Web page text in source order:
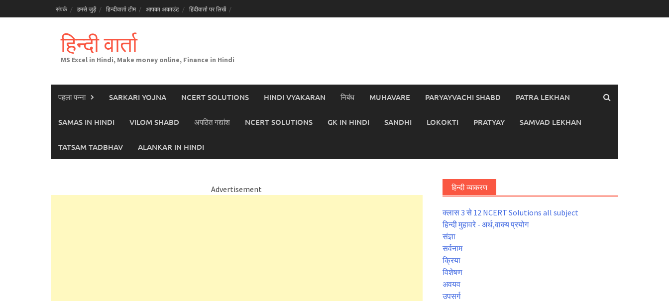
to
संपर्क हमसे जुड़ें हिन्दीवार्ता टीम आपका अकाउंट हिंदीवार्ता पर लिखें
हिन्दी वार्ता
MS Excel in Hindi, Make money online, Finance in Hindi
पहला पन्ना SARKARI YOJNA NCERT SOLUTIONS HINDI VYAKARAN निबंध MUHAVARE PARYAYVACHI SHABD PATRA LEKHAN
SAMAS IN HINDI VILOM SHABD अपठित गद्यांश NCERT SOLUTIONS GK IN HINDI SANDHI LOKOKTI PRATYAY SAMVAD LEKHAN
TATSAM TADBHAV ALANKAR IN HINDI
Advertisement हिन्दी व्याकरण
क्लास 3 से 12 NCERT Solutions all subject
हिन्दी मुहावरे - अर्थ,वाक्य प्रयोग
संज्ञा
सर्वनाम
क्रिया
विशेषण
अवयव
उपसर्ग